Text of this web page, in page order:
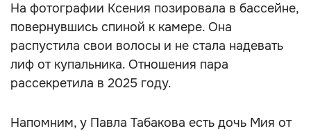
На фотографии Ксения позировала в бассейне,
повернувшись спиной к камере. Она
распустила свои волосы и не стала надевать
лиф от купальника. Отношения пара
рассекретила в 2025 году.
Напомним, у Павла Табакова есть дочь Мия от